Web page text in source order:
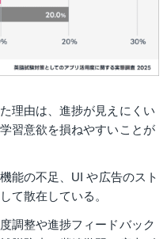
理由は、進捗が見えにくい
習意欲を損ねやすいことが
能の不足、UI や広告のスト
て散在している。
調整や進捗フィードバック